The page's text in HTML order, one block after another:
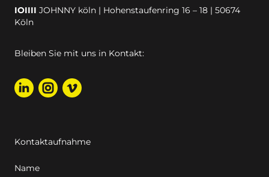
IOIIII JOHNNY köln | Hohenstaufenring 16 – 18 | 50674
Köln
Bleiben Sie mit uns in Kontakt:
Kontaktaufnahme
Name